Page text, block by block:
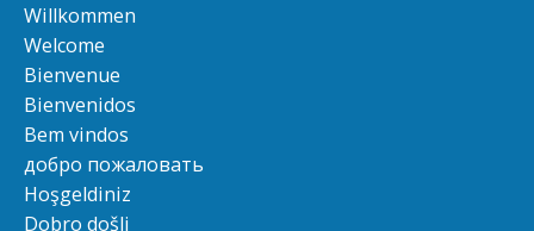
Willkommen
Welcome
Bienvenue
Bienvenidos
Bem vindos
добро пожаловать
Hoşgeldiniz
Dobro došli